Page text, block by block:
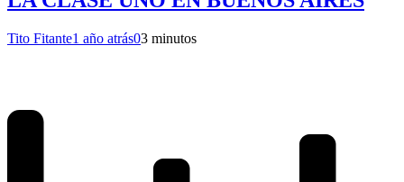
Tito Fitante1 año atrás03 minutos